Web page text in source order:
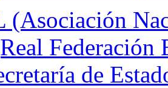
Federación
de